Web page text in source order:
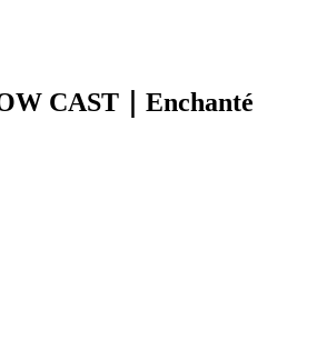
CAST｜Enchanté